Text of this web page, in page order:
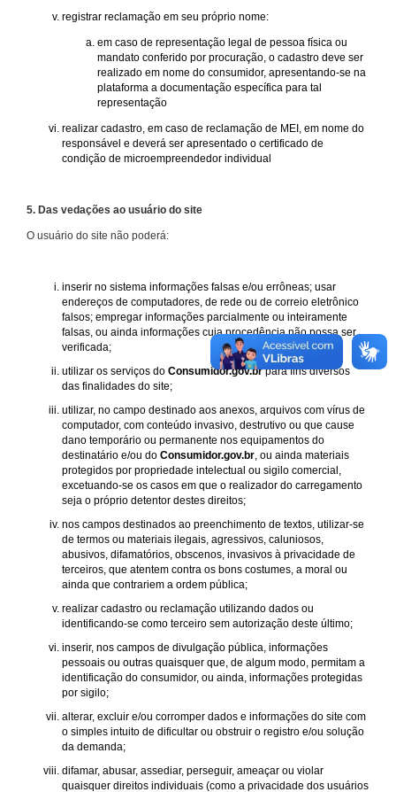
registrar reclamação em seu próprio nome:
em caso de representação legal de pessoa física ou
mandato conferido por procuração, o cadastro deve ser
realizado em nome do consumidor, apresentando-se na
plataforma a documentação específica para tal
representação
realizar cadastro, em caso de reclamação de MEI, em nome do
responsável e deverá ser apresentado o certificado de
condição de microempreendedor individual
5. Das vedações ao usuário do site
O usuário do site não poderá:
inserir no sistema informações falsas e/ou errôneas; usar
endereços de computadores, de rede ou de correio eletrônico
falsos; empregar informações parcialmente ou inteiramente
falsas, ou ainda informações cuja procedência não possa ser
verificada;
utilizar os serviços do Consumidor.gov.brpara fins diversos
das finalidades do site;
utilizar, no campo destinado aos anexos, arquivos com vírus de
computador, com conteúdo invasivo, destrutivo ou que cause
dano temporário ou permanente nos equipamentos do
destinatário e/ou do Consumidor.gov.br , ou ainda materiais
protegidos por propriedade intelectual ou sigilo comercial,
excetuando-se os casos em que o realizador do carregamento
seja o próprio detentor destes direitos;
nos campos destinados ao preenchimento de textos, utilizar-se
de termos ou materiais ilegais, agressivos, caluniosos,
abusivos, difamatórios, obscenos, invasivos à privacidade de
terceiros, que atentem contra os bons costumes, a moral ou
ainda que contrariem a ordem pública;
realizar cadastro ou reclamação utilizando dados ou
identificando-se como terceiro sem autorização deste último;
inserir, nos campos de divulgação pública, informações
pessoais ou outras quaisquer que, de algum modo, permitam a
identificação do consumidor, ou ainda, informações protegidas
por sigilo;
alterar, excluir e/ou corromper dados e informações do site com
o simples intuito de dificultar ou obstruir o registro e/ou solução
da demanda;
difamar, abusar, assediar, perseguir, ameaçar ou violar
quaisquer direitos individuais (como a privacidade dos usuários